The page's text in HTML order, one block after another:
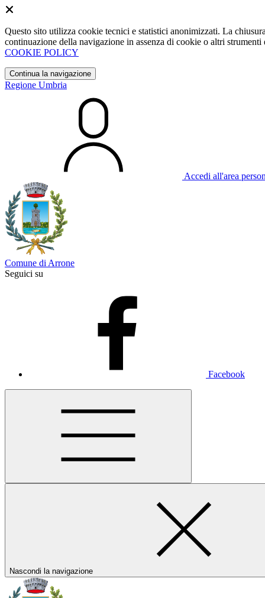
Questo sito utilizza cookie tecnici e statistici anonimizzati. La
continuazione della navigazione in assenza di cookie o altri
COOKIE POLICY
Continua la navigazione
Regione Umbria
Accedi all'area
Comune di Arrone
Seguici su
Facebook
Nascondi la navigazione